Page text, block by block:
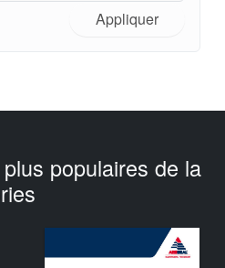
Appliquer
populaires de la